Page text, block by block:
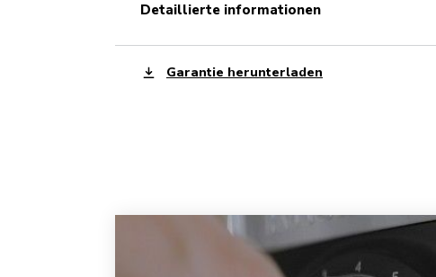
detaillierte informationen
Garantie herunterladen